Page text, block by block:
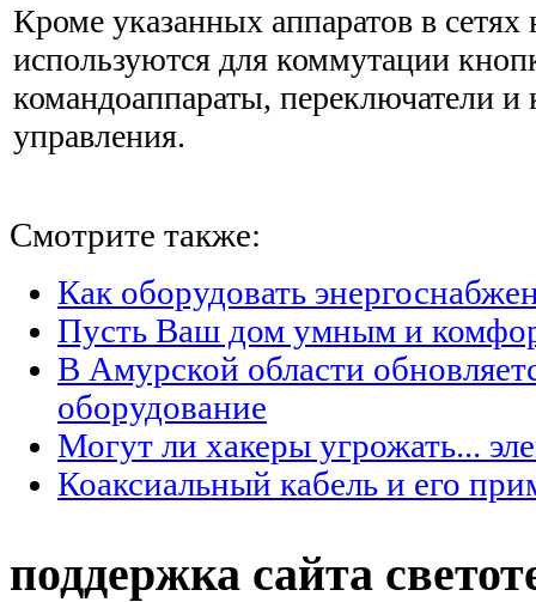
Кроме указанных аппаратов в
используются для коммутации
командоаппараты, переключатели
управления.
Смотрите также:
Как оборудовать
Пусть Ваш дом умным и
В Амурской области
оборудование
Могут ли хакеры угрожать...
Коаксиальный кабель и его
поддержка сайта